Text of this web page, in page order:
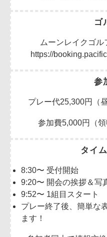
ゴ
ムーンレイクゴ
https://
参
プレー代25,300円（
参加費5,000円（領
タイ
8:30〜 受付開始
9:20〜 開会の挨拶＆写
9:52〜 1組目スタート
プレー終了後、簡単な
ます！